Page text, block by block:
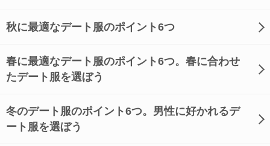
秋に最適なデート服のポイント6つ
春に最適なデート服のポイント6つ。春に合わせ
たデート服を選ぼう
冬のデート服のポイント6つ。男性に好かれるデ
ート服を選ぼう